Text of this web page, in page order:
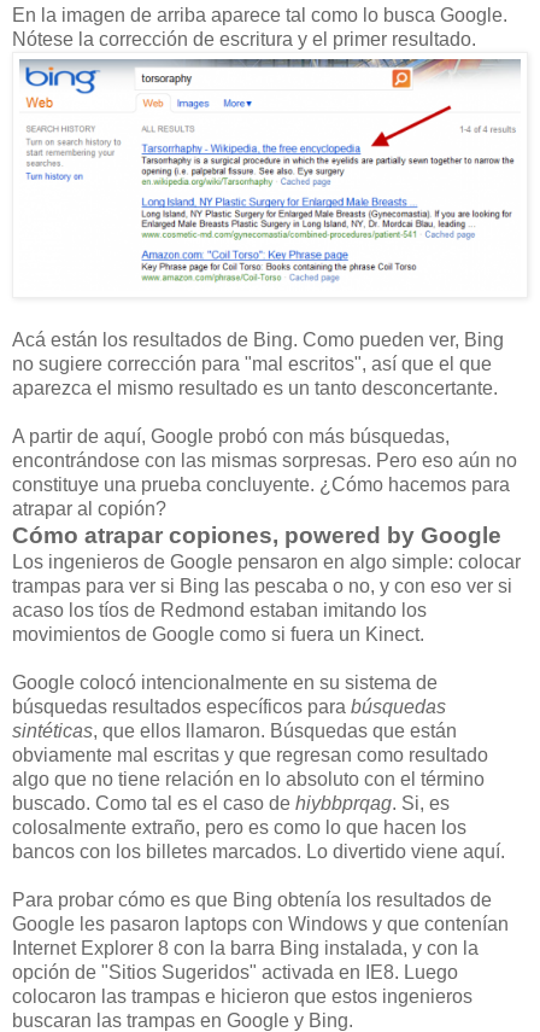
En la imagen de arriba aparece tal como lo busca Google.
Nótese la corrección de escritura y el primer resultado.
Acá están los resultados de Bing. Como pueden ver, Bing
no sugiere corrección para "mal escritos", así que el que
aparezca el mismo resultado es un tanto desconcertante.
A partir de aquí, Google probó con más búsquedas,
encontrándose con las mismas sorpresas. Pero eso aún no
constituye una prueba concluyente. ¿Cómo hacemos para
atrapar al copión?
Cómo atrapar copiones, powered by Google
Los ingenieros de Google pensaron en algo simple: colocar
trampas para ver si Bing las pescaba o no, y con eso ver si
acaso los tíos de Redmond estaban imitando los
movimientos de Google como si fuera un Kinect.
Google colocó intencionalmente en su sistema de
búsquedas resultados específicos para búsquedas
sintéticas, que ellos llamaron. Búsquedas que están
obviamente mal escritas y que regresan como resultado
algo que no tiene relación en lo absoluto con el término
buscado. Como tal es el caso de hiybbprqag. Si, es
colosalmente extraño, pero es como lo que hacen los
bancos con los billetes marcados. Lo divertido viene aquí.
Para probar cómo es que Bing obtenía los resultados de
Google les pasaron laptops con Windows y que contenían
Internet Explorer 8 con la barra Bing instalada, y con la
opción de "Sitios Sugeridos" activada en IE8. Luego
colocaron las trampas e hicieron que estos ingenieros
buscaran las trampas en Google y Bing.